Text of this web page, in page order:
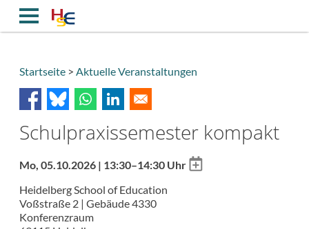
Inhalt
Breadcrumb
Startseite Aktuelle Veranstaltungen
Schulpraxissemester kompakt
Mo, 05.10.2026 | 13:30–14:30 Uhr Add
Heidelberg School of Education
Voßstraße 2 | Gebäude 4330
Konferenzraum